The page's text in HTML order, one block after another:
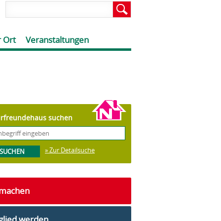
Ort Veranstaltungen
suchen
» Zur Detailsuche